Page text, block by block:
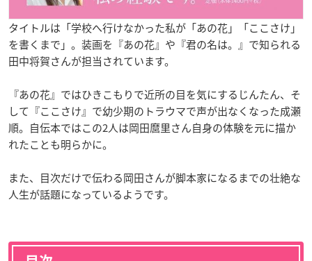
タイトルは「学校へ行けなかった私が「あの花」「ここさけ」
を書くまで」。装画を『あの花』や『君の名は。』で知られる
田中将賀さんが担当されています。
『あの花』ではひきこもりで近所の目を気にするじんたん、そ
して『ここさけ』で幼少期のトラウマで声が出なくなった成瀬
順。自伝本ではこの2人は岡田麿里さん自身の体験を元に描か
れたことも明らかに。
また、目次だけで伝わる岡田さんが脚本家になるまでの壮絶な
人生が話題になっているようです。